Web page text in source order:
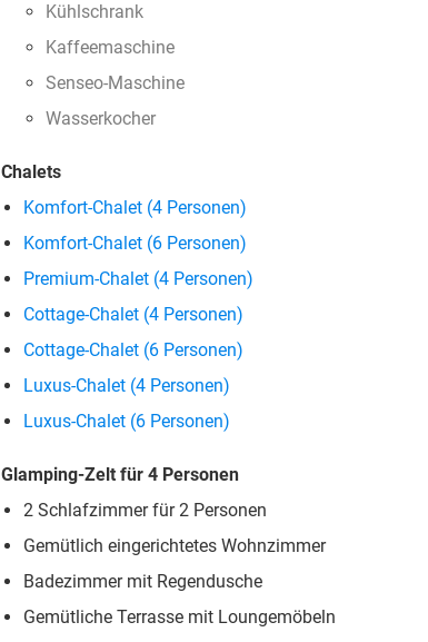
Kühlschrank
Kaffeemaschine
Senseo-Maschine
Wasserkocher
Chalets
Komfort-Chalet (4 Personen)
Komfort-Chalet (6 Personen)
Premium-Chalet (4 Personen)
Cottage-Chalet (4 Personen)
Cottage-Chalet (6 Personen)
Luxus-Chalet (4 Personen)
Luxus-Chalet (6 Personen)
Glamping-Zelt für 4 Personen
2 Schlafzimmer für 2 Personen
Gemütlich eingerichtetes Wohnzimmer
Badezimmer mit Regendusche
Gemütliche Terrasse mit Loungemöbeln